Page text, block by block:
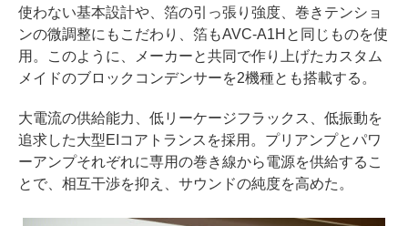
使わない基本設計や、箔の引っ張り強度、巻きテンショ
ンの微調整にもこだわり、箔もAVC-A1Hと同じものを使
用。このように、メーカーと共同で作り上げたカスタム
メイドのブロックコンデンサーを2機種とも搭載する。
大電流の供給能力、低リーケージフラックス、低振動を
追求した大型EIコアトランスを採用。プリアンプとパワ
ーアンプそれぞれに専用の巻き線から電源を供給するこ
とで、相互干渉を抑え、サウンドの純度を高めた。